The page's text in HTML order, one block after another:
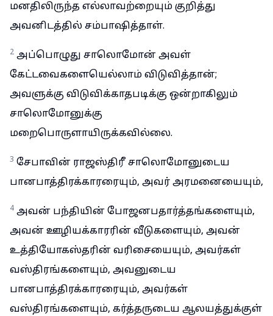
மனதிலிருந்த எல்லாவற்றையும் குறித்து
அவனிடத்தில் சம்பாஷித்தாள்.
2 அப்பொழுது சாலொமோன் அவள்
கேட்டவைகளையெல்லாம் விடுவித்தான்;
அவளுக்கு விடுவிக்காதபடிக்கு ஒன்றாகிலும்
சாலொமோனுக்கு
மறைபொருளாயிருக்கவில்லை.
3 சேபாவின் ராஜஸ்திரீ சாலொமோனுடைய
பானபாத்திரக்காரரையும், அவர் அரமனையையும்,
4 அவன் பந்தியின் போஜனபதார்த்தங்களையும்,
அவன் ஊழியக்காரரின் வீடுகளையும், அவன்
உத்தியோகஸ்தரின் வரிசையையும், அவர்கள்
வஸ்திரங்களையும், அவனுடைய
பானபாத்திரக்காரரையும், அவர்கள்
வஸ்திரங்களையும், கர்த்தருடைய ஆலயத்துக்குள்